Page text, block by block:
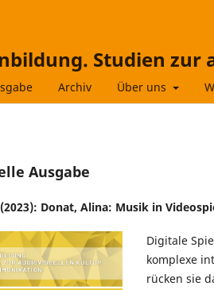
Studien
Archiv Über uns
Ausgabe
(2023): Donat, Alina: Musik in
Digitale
komplexe
rücken sie